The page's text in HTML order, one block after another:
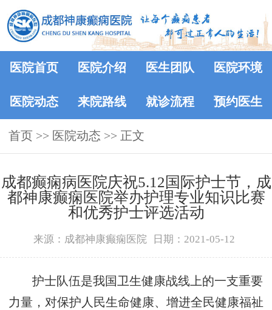
医院首页 医院介绍 医生团队 医院环境
医院动态 来院路线 就诊流程 预约医生
首页 >> 医院动态 >> 正文
成都癫痫病医院庆祝5.12国际护士节，成
都神康癫痫医院举办护理专业知识比赛
和优秀护士评选活动
来源：成都神康癫痫医院 日期：2021-05-12
护士队伍是我国卫生健康战线上的一支重要
力量，对保护人民生命健康、增进全民健康福祉